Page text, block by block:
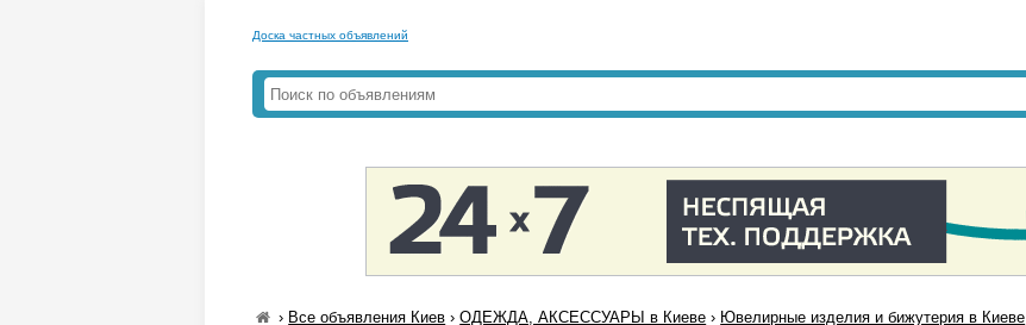
Доска частных объявлений
› Все объявления Киев ›ОДЕЖДА, АКСЕССУАРЫ в Киеве › Ювелирные изделия и бижутерия в Киеве